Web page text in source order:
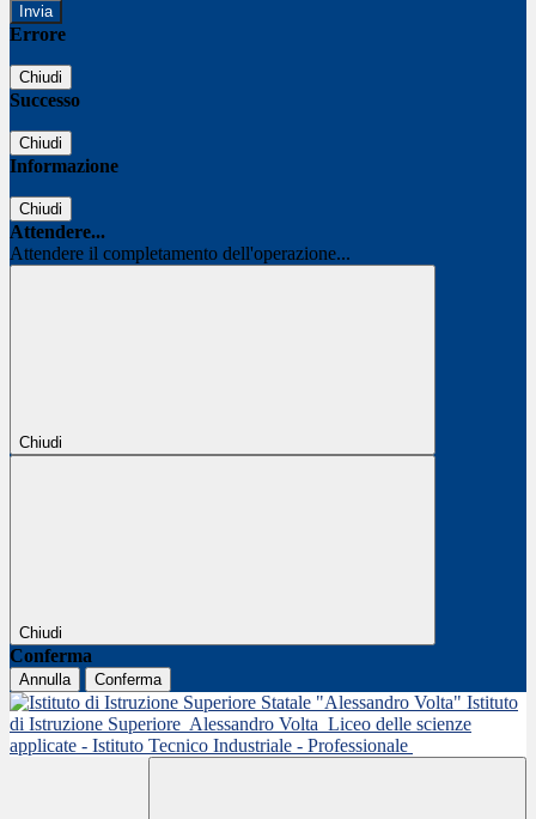
Errore
Chiudi
Successo
Chiudi
Informazione
Chiudi
Attendere...
Attendere il completamento dell'operazione...
Chiudi
Chiudi
Conferma
Annulla Conferma
Istituto
di Istruzione Superiore Alessandro Volta Liceo delle scienze
applicate - Istituto Tecnico Industriale - Professionale